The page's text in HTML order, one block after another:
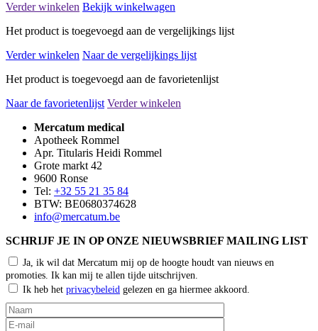
Verder winkelen Bekijk winkelwagen
Het product is toegevoegd aan de vergelijkings lijst
Verder winkelen Naar de vergelijkings lijst
Het product is toegevoegd aan de favorietenlijst
Naar de favorietenlijst Verder winkelen
Mercatum medical
Apotheek Rommel
Apr. Titularis Heidi Rommel
Grote markt 42
9600 Ronse
Tel: +32 55 21 35 84
BTW: BE0680374628
info@mercatum.be
SCHRIJF JE IN OP ONZE NIEUWSBRIEF MAILING LIST
Ja, ik wil dat Mercatum mij op de hoogte houdt van nieuws en
promoties. Ik kan mij te allen tijde uitschrijven.
Ik heb het privacybeleid gelezen en ga hiermee akkoord.